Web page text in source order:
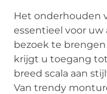
Het onderhouden
essentieel voor uw
bezoek te
krijgt u toegang
breed scala aan
Van trendy